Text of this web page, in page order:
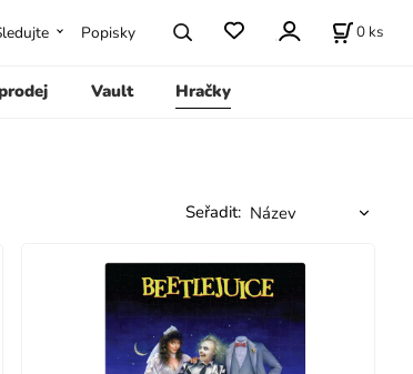
Vault Hračky
Popisky 0 ks
Seřadit: